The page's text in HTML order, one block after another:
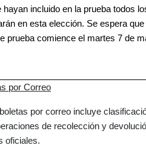
incluido en la prueba todos
en esta elección. Se espera que
prueba comience el martes 7 de
por Correo
por correo incluye
de recolección y
oficiales.